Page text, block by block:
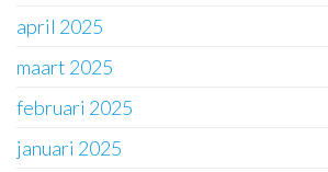
april 2025
maart 2025
februari 2025
januari 2025